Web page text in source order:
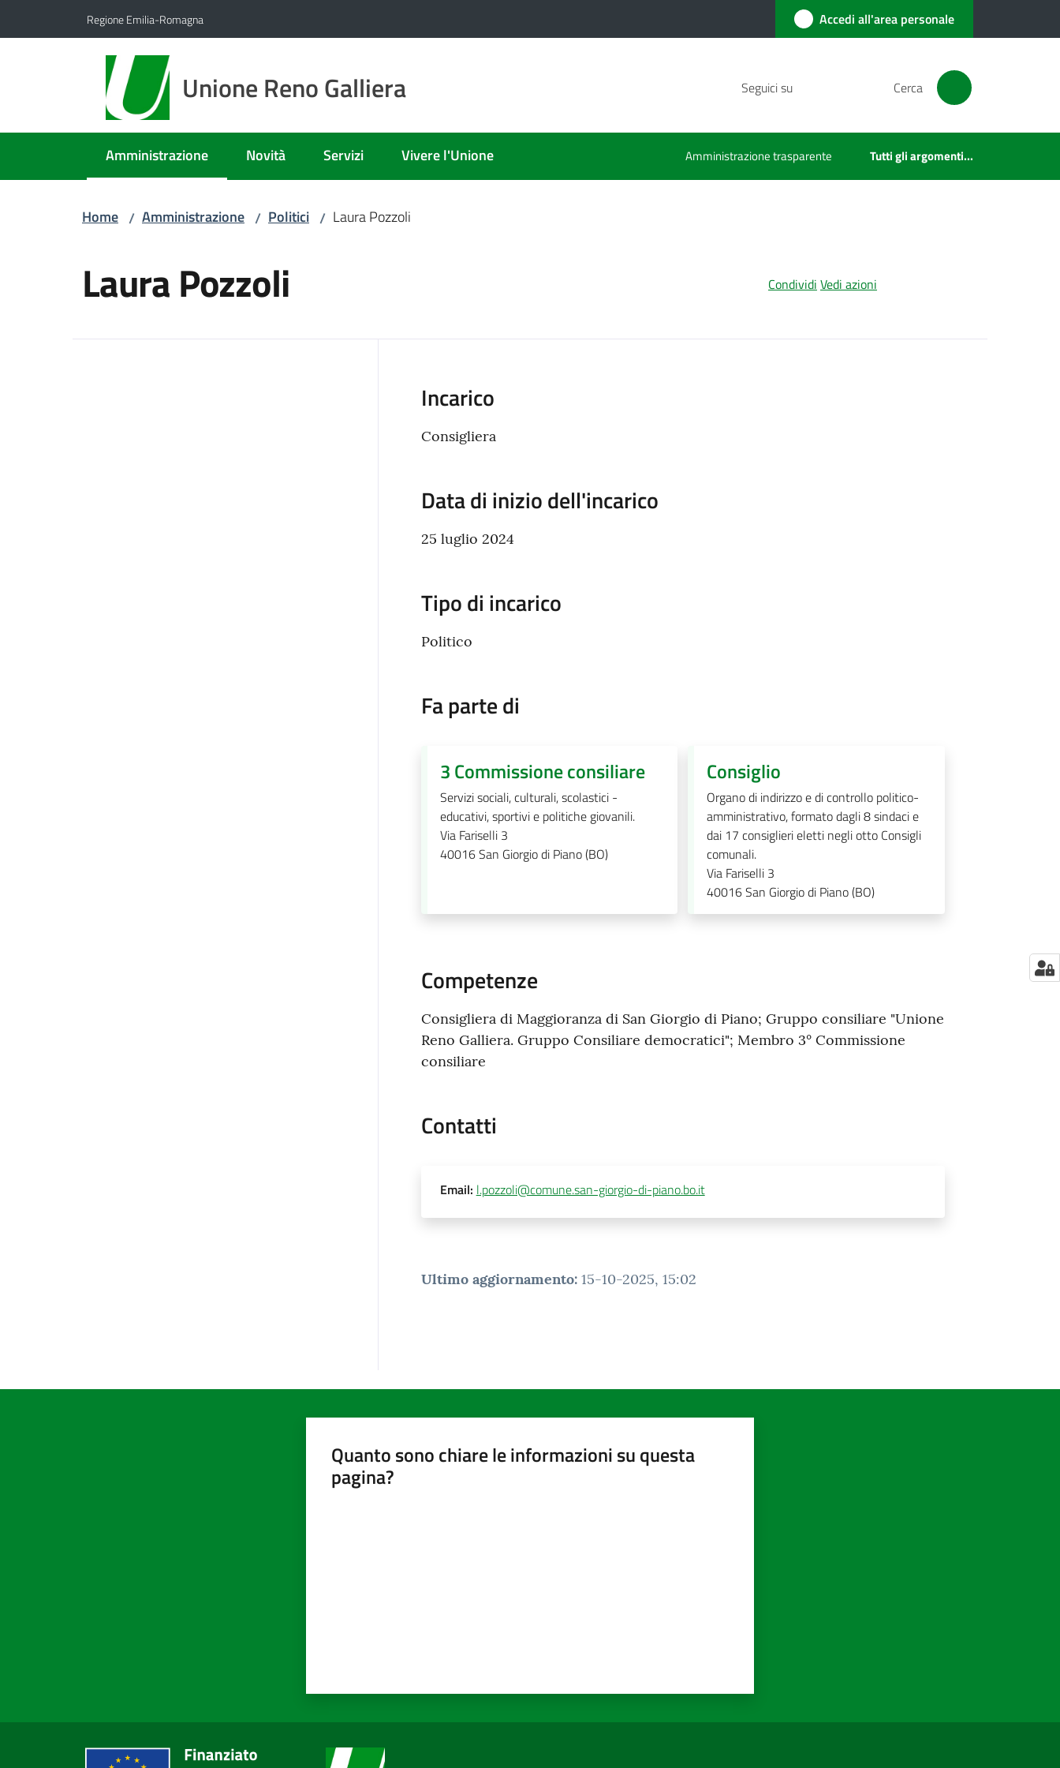
Regione Emilia-Romagna Accedi all'area personale
Unione Reno Galliera Seguici su Cerca
Amministrazione
Menu selezionato Novità Servizi Vivere l'Unione Amministrazione trasparente Tutti gli argomenti...
Home / Amministrazione / Politici / Laura Pozzoli
Laura Pozzoli Condividi Vedi azioni
Incarico
Consigliera
Data di inizio dell'incarico
25 luglio 2024
Tipo di incarico
Politico
Fa parte di
3 Commissione consiliare
Servizi sociali, culturali, scolastici -
educativi, sportivi e politiche giovanili.
Via Fariselli 3
40016San Giorgio di Piano (BO)
Consiglio
Organo di indirizzo e di controllo politico-
amministrativo, formato dagli 8 sindaci e
dai 17 consiglieri eletti negli otto Consigli
comunali.
Via Fariselli 3
40016San Giorgio di Piano (BO)
Competenze
Consigliera di Maggioranza di San Giorgio di Piano; Gruppo consiliare "Unione
Reno Galliera. Gruppo Consiliare democratici"; Membro 3° Commissione
consiliare
Contatti
Email: l.pozzoli@comune.san-giorgio-di-piano.bo.it
Ultimo aggiornamento: 15-10-2025, 15:02
Quanto sono chiare le informazioni su questa
pagina?